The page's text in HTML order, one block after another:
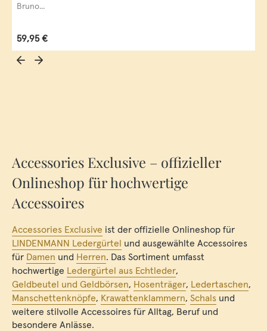
Bruno...
Regulärer Preis:
59,95 €
Accessories Exclusive – offizieller
Onlineshop für hochwertige
Accessoires
Accessories Exclusive ist der offizielle Onlineshop für
LINDENMANN Ledergürtel und ausgewählte Accessoires
für Damen und Herren. Das Sortiment umfasst
hochwertige Ledergürtel aus Echtleder,
Geldbeutel und Geldbörsen, Hosenträger, Ledertaschen,
Manschettenknöpfe, Krawattenklammern, Schals und
weitere stilvolle Accessoires für Alltag, Beruf und
besondere Anlässe.